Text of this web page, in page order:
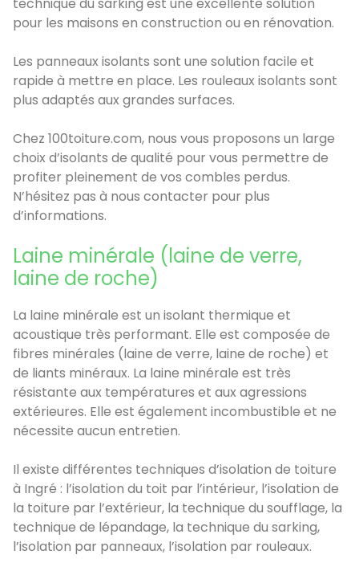
technique du sarking est une excellente solution
pour les maisons en construction ou en rénovation.
Les panneaux isolants sont une solution facile et
rapide à mettre en place. Les rouleaux isolants sont
plus adaptés aux grandes surfaces.
Chez 100toiture.com, nous vous proposons un large
choix d’isolants de qualité pour vous permettre de
profiter pleinement de vos combles perdus.
N’hésitez pas à nous contacter pour plus
d’informations.
Laine minérale (laine de verre,
laine de roche)
La laine minérale est un isolant thermique et
acoustique très performant. Elle est composée de
fibres minérales (laine de verre, laine de roche) et
de liants minéraux. La laine minérale est très
résistante aux températures et aux agressions
extérieures. Elle est également incombustible et ne
nécessite aucun entretien.
Il existe différentes techniques d’isolation de toiture
à Ingré : l’isolation du toit par l’intérieur, l’isolation de
la toiture par l’extérieur, la technique du soufflage, la
technique de lépandage, la technique du sarking,
l’isolation par panneaux, l’isolation par rouleaux.